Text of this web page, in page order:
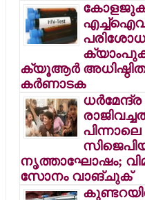
ക്യൂആര്‍ അധിഷ്ഠിത
കര്‍ണാടക
പിന്നാലെ
നൃത്താഘോഷം;
സോനം വാങ്ചുക്